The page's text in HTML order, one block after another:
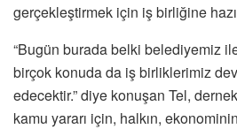
gerçekleştirmek için iş birliğine
“Bugün burada belki belediyemiz
birçok konuda da iş birliklerimiz
edecektir.” diye konuşan Tel,
kamu yararı için, halkın,